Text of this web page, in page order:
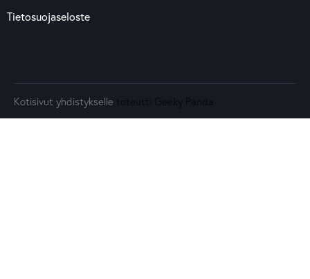
Tietosuojaseloste
Kotisivut yhdistykselle toteutti Geeky Panda